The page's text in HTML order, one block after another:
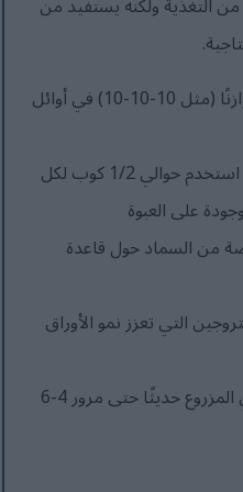
استخدم سمادًا عضويًا متوازنًا (مثل 10-10-10) في أوائل
بالنسبة للنباتات المزروعة، استخدم حوالي 1/2 كوب لكل
على العبوة
ذلك، ضع 1-2 بوصة من السماد حول قاعدة
التي تعزز نمو الأوراق
لا تقم بتسميد التوت البري المزروع حديثًا حتى مرور 4-6